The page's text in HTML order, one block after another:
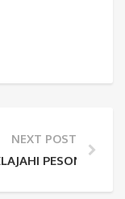
DI SUKABUMI
NEXT POST
PESONA